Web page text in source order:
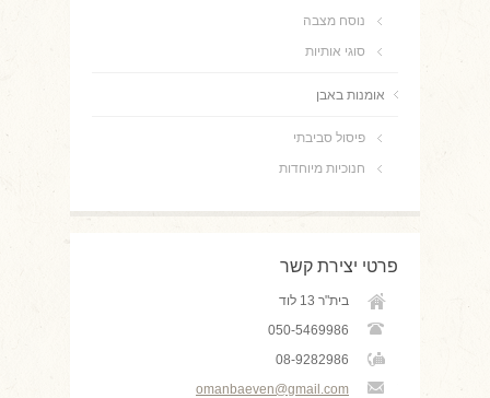
נוסח מצבה
סוגי אותיות
אומנות באבן
פיסול סביבתי
חנוכיות מיוחדות
פרטי יצירת קשר
בית"ר 13 לוד
050-5469986
08-9282986
omanbaeven@gmail.com